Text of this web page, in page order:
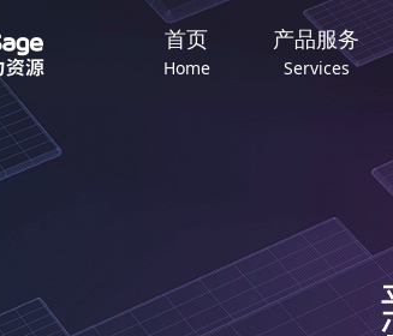
首页
Home
产品服务
Services